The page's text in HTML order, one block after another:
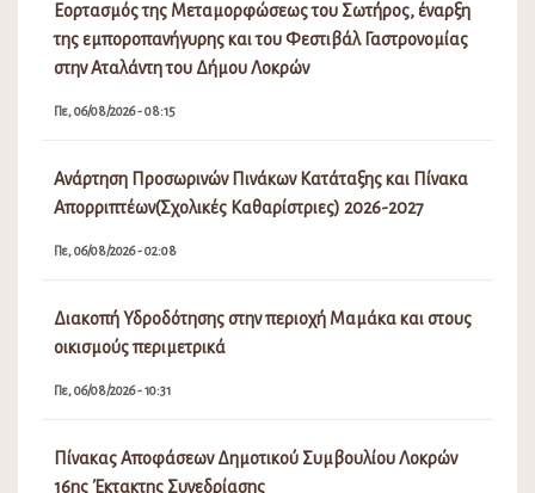
Εορτασμός της Μεταμορφώσεως του Σωτήρος, έναρξη
της εμποροπανήγυρης και του Φεστιβάλ Γαστρονομίας
στην Αταλάντη του Δήμου Λοκρών
Πε, 06/08/2026 - 08:15
Ανάρτηση Προσωρινών Πινάκων Κατάταξης και Πίνακα
Απορριπτέων(Σχολικές Καθαρίστριες) 2026-2027
Πε, 06/08/2026 - 02:08
Διακοπή Υδροδότησης στην περιοχή Μαμάκα και στους
οικισμούς περιμετρικά
Πε, 06/08/2026 - 10:31
Πίνακας Αποφάσεων Δημοτικού Συμβουλίου Λοκρών
16ης Έκτακτης Συνεδρίασης